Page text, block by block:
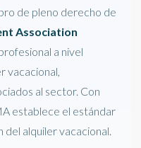
de pleno derecho de
Association
a nivel
vacacional,
al sector. Con
establece el estándar
alquiler vacacional.